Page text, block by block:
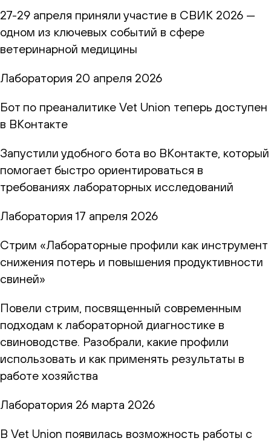
27-29 апреля приняли участие в СВИК 2026 —
одном из ключевых событий в сфере
ветеринарной медицины
Лаборатория 20 апреля 2026
Бот по преаналитике Vet Union теперь доступен
в ВКонтакте
Запустили удобного бота во ВКонтакте, который
помогает быстро ориентироваться в
требованиях лабораторных исследований
Лаборатория 17 апреля 2026
Стрим «Лабораторные профили как инструмент
снижения потерь и повышения продуктивности
свиней»
Повели стрим, посвященный современным
подходам к лабораторной диагностике в
свиноводстве. Разобрали, какие профили
использовать и как применять результаты в
работе хозяйства
Лаборатория 26 марта 2026
В Vet Union появилась возможность работы с